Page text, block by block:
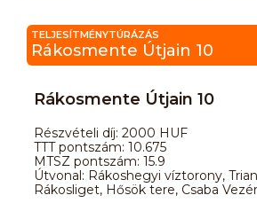
TELJESÍTMÉNYTÚRÁZÁS
Rákosmente Útjain 10
Rákosmente Útjain 10
Részvételi díj: 2000 HUF
TTT pontszám: 10.675
MTSZ pontszám: 15.9
Útvonal: Rákoshegyi víztorony,
Rákosliget, Hősök tere, Csaba